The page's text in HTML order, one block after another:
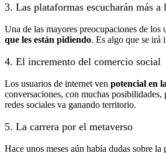
3. Las plataformas escucharán más a
Una de las mayores preocupaciones de los
que les están pidiendo. Es algo que se irá
4. El incremento del comercio social
Los usuarios de internet ven potencial en
conversaciones, con muchas
redes sociales va ganando territorio.
5. La carrera por el metaverso
Hace unos meses aún había dudas sobre